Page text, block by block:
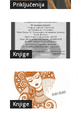
Priključenija
Knjige
Knjige